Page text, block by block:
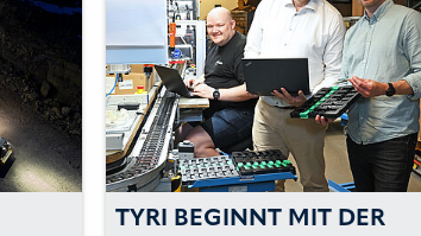
TYRI BEGINNT MIT DER